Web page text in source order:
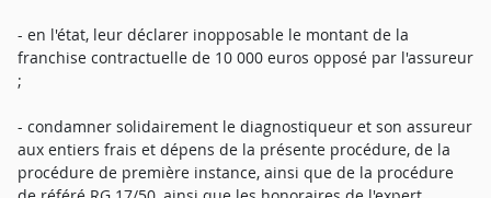
- en l'état, leur déclarer inopposable le montant de la
franchise contractuelle de 10 000 euros opposé par l'assureur
;
- condamner solidairement le diagnostiqueur et son assureur
aux entiers frais et dépens de la présente procédure, de la
procédure de première instance, ainsi que de la procédure